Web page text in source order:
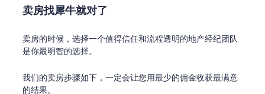
卖房找犀牛就对了
卖房的时候，选择一个值得信任和流程透明的地产经纪团队
是你最明智的选择。
我们的卖房步骤如下，一定会让您用最少的佣金收获最满意
的结果。